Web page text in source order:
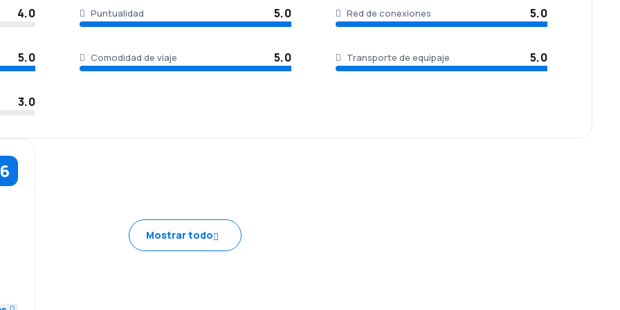
4.0 Puntualidad 5.0 Red de conexiones 5.0
5.0 Comodidad de viaje 5.0 Transporte de equipaje 5.0
3.0
5.0
Mostrar todo